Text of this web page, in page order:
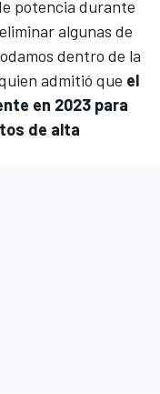
potencia durante
algunas de
dentro de la
admitió que el
en 2023 para
de alta